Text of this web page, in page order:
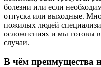
болезни или если
отпуска или выходные.
пожилых людей
осложнениях и мы готовы
случаи.
В чём преимущества